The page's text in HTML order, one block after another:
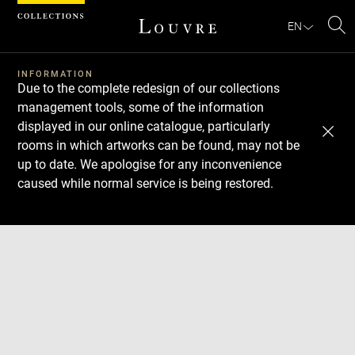
EN
INFORMATION
Due to the complete redesign of our collections
management tools, some of the information
displayed in our online catalogue, particularly
rooms in which artworks can be found, may not be
up to date. We apologise for any inconvenience
caused while normal service is being restored.
Download
Next
Previous
Cookies management panel